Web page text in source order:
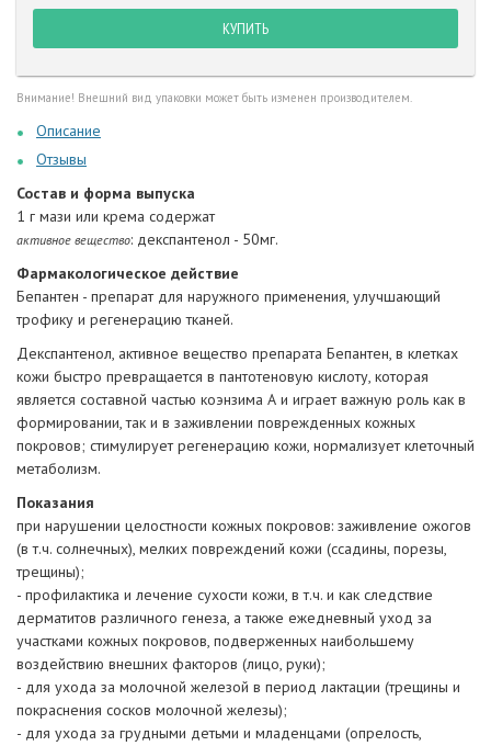
КУПИТЬ
Внимание! Внешний вид упаковки может быть изменен производителем.
Описание
Отзывы
Состав и форма выпуска
1 г мази или крема содержат
активное вещество: декспантенол - 50мг.
Фармакологическое действие
Бепантен - препарат для наружного применения, улучшающий
трофику и регенерацию тканей.
Декспантенол, активное вещество препарата Бепантен, в клетках
кожи быстро превращается в пантотеновую кислоту, которая
является составной частью коэнзима А и играет важную роль как в
формировании, так и в заживлении поврежденных кожных
покровов; стимулирует регенерацию кожи, нормализует клеточный
метаболизм.
Показания
при нарушении целостности кожных покровов: заживление ожогов
(в т.ч. солнечных), мелких повреждений кожи (ссадины, порезы,
трещины);
- профилактика и лечение сухости кожи, в т.ч. и как следствие
дерматитов различного генеза, а также ежедневный уход за
участками кожных покровов, подверженных наибольшему
воздействию внешних факторов (лицо, руки);
- для ухода за молочной железой в период лактации (трещины и
покраснения сосков молочной железы);
- для ухода за грудными детьми и младенцами (опрелость,